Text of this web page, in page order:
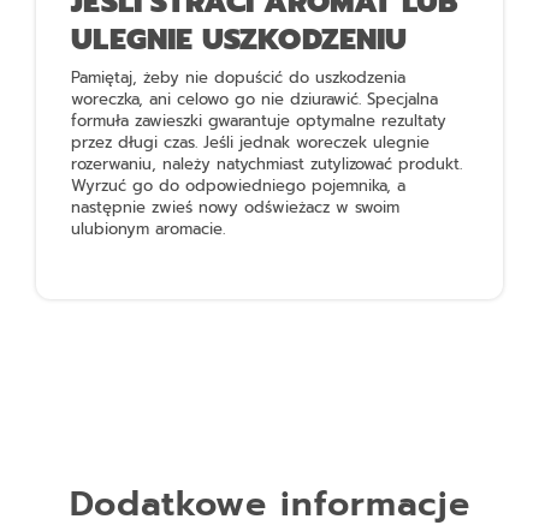
ULEGNIE USZKODZENIU
Pamiętaj, żeby nie dopuścić do uszkodzenia
woreczka, ani celowo go nie dziurawić. Specjalna
formuła zawieszki gwarantuje optymalne rezultaty
przez długi czas. Jeśli jednak woreczek ulegnie
rozerwaniu, należy natychmiast zutylizować produkt.
Wyrzuć go do odpowiedniego pojemnika, a
następnie zwieś nowy odświeżacz w swoim
ulubionym aromacie.
Dodatkowe informacje